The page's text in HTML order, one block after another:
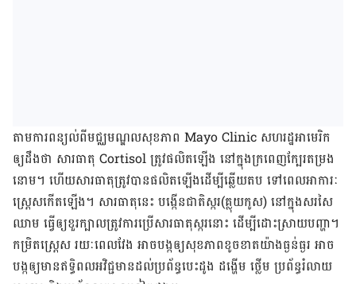
​តាម​ការ​ពន្យល់​ពី​មជ្ឈមណ្ឌល​​សុខភាព Mayo Clinic សហរដ្ឋអាមេរិក ​
ឲ្យ​ដឹង​ថា សារធាតុ​​ Cortisol ត្រូវ​ផលិត​ឡើង​​ នៅ​ក្នុង​ក្រពេញ​​ក្បែរ​តម្រង​
នោម។ ហើយ​សារធាតុ​ត្រូវ​បាន​ផលិត​ឡើង​ដើម្បី​ឆ្លើយ​តប​ ទៅ​​​​​ពេលអាការៈ​
ស្រ្តេស​កើត​ឡើង។ សារធាតុ​នេះ​ ​​បង្កើន​​ជាតិ​ស្ករ​(គ្លុយកូស​)​ នៅ​ក្នុង​សរសៃ​
ឈាម​ ​ធ្វើ​ឲ្យ​ខួរ​ក្បាល​ត្រូវ​​ការ​ប្រើ​សារធាតុ​ស្ករ​នោះ​ ដើម្បី​ដោះ​ស្រាយ​បញ្ហា។
កម្រិត​ស្ត្រេស ​រយៈ​ពេល​វែង​ អាច​បង្ក​ឲ្យ​សុខភាព​​ខូច​ខាត​យ៉ាង​ធ្ងន់​ធ្ងរ​ អាច​
បង្ក​ឲ្យ​មាន​ឥទ្ធិពល​អវិជ្ជ​មាន​ដល់​ប្រព័ន្ធ​បេះ​ដូង​ ដង្ហើម​ ថ្លើម​ ប្រព័ន្ធ​រំលាយ​